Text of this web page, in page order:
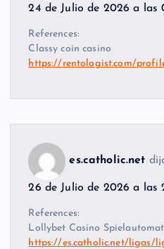
24 de Julio de 2026 a las
References:
Classy coin casino
https://rentologist.com/
es.catholic.net
26 de Julio de 2026 a las
References:
Lollybet Casino
https://es.catholic.net/ligas/